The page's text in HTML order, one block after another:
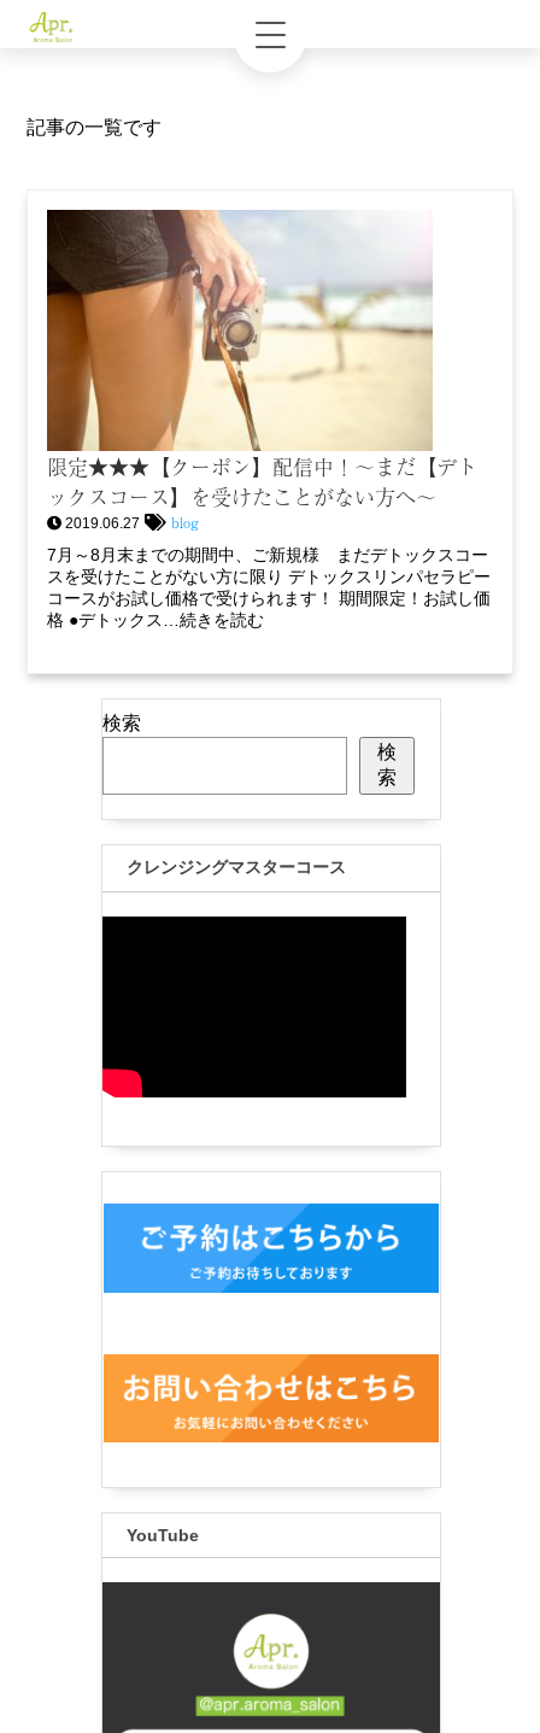
記事の一覧です
限定★★★【クーポン】配信中！〜まだ【デト
ックスコース】を受けたことがない方へ〜
2019.06.27 blog
7月～8月末までの期間中、ご新規様 まだデトックスコー
スを受けたことがない方に限り デトックスリンパセラピー
コースがお試し価格で受けられます！ 期間限定！お試し価
格 ●デトックス…続きを読む
検索
検
索
クレンジングマスターコース
YouTube